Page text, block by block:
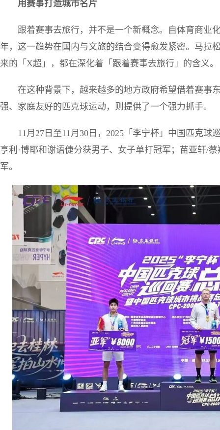
用赛事打造城市名片
跟着赛事去旅行，并不是一个新概念。自体育商业
年，这一趋势在国内与文旅的结合变得愈发紧密。马拉
来的「X超」，都在深化着「跟着赛事去旅行」的含义。
在这种背景下，越来越多的地方政府希望借着赛事
强、家庭友好的匹克球运动，则提供了一个强力抓手。
11月27日至11月30日，2025「李宁杯」中国匹克
亨利·博耶和谢语倢分获男子、女子单打冠军；苗亚轩/
军。